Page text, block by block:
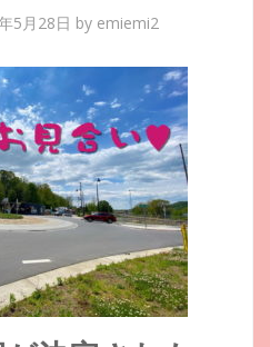
5月28日 by emiemi2